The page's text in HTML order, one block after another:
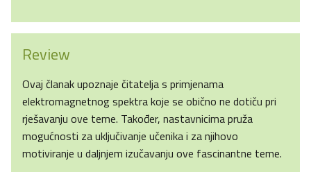
Review
Ovaj članak upoznaje čitatelja s primjenama
elektromagnetnog spektra koje se obično ne dotiču pri
rješavanju ove teme. Također, nastavnicima pruža
mogućnosti za uključivanje učenika i za njihovo
motiviranje u daljnjem izučavanju ove fascinantne teme.